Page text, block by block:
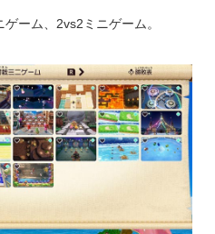
ーム、2vs2ミニゲーム。